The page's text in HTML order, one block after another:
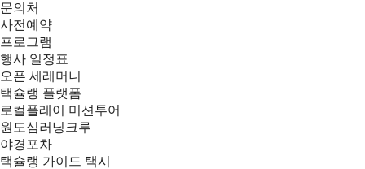
문의처
사전예약
프로그램
행사 일정표
오픈 세레머니
택슐랭 플랫폼
로컬플레이 미션투어
원도심러닝크루
야경포차
택슐랭 가이드 택시